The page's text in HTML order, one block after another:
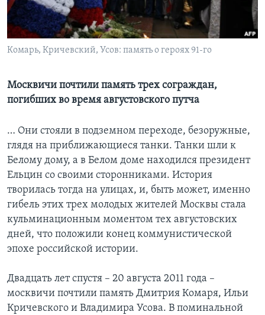
Learning English
СОЦИАЛЬНЫЕ СЕТИ
Комарь, Кричевский, Усов: память о героях 91-го
Москвичи почтили память трех сограждан,
погибших во время августовского путча
… Они стояли в подземном переходе, безоружные,
глядя на приближающиеся танки. Танки шли к
Белому дому, а в Белом доме находился президент
Ельцин со своими сторонниками. История
творилась тогда на улицах, и, быть может, именно
гибель этих трех молодых жителей Москвы стала
кульминационным моментом тех августовских
дней, что положили конец коммунистической
эпохе российской истории.
Двадцать лет спустя – 20 августа 2011 года –
москвичи почтили память Дмитрия Комаря, Ильи
Кричевского и Владимира Усова. В поминальной